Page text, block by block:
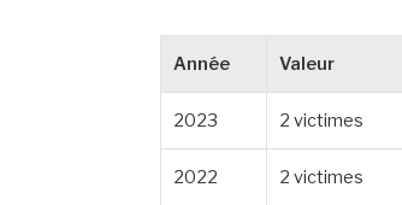
Année Valeur
2023 2 victimes
2022 2 victimes